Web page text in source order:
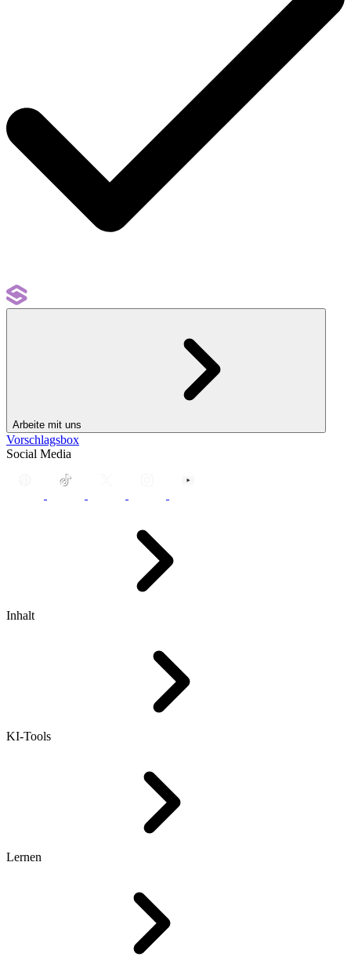
Arbeite mit uns
Vorschlagsbox
Social Media
Inhalt
KI-Tools
Lernen